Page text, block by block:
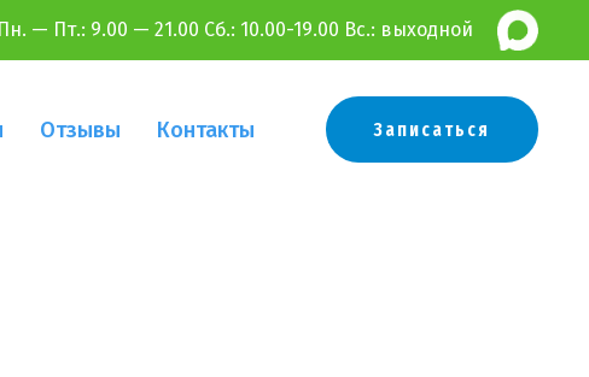
Пн. — Пт.: 9.00 — 21.00 Сб.: 10.00-19.00 Вс.: выходной
Отзывы Контакты Записаться